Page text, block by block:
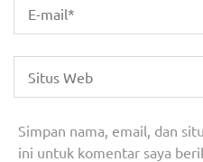
Simpan nama, email, dan
ini untuk komentar saya